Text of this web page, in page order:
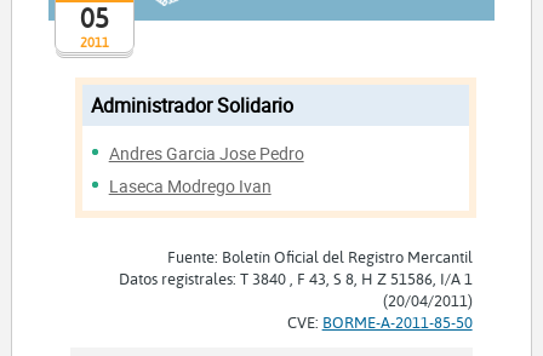
2011
05
Administrador Solidario
Andres Garcia Jose Pedro
Laseca Modrego Ivan
Fuente: Boletín Oficial del Registro Mercantil
Datos registrales: T 3840 , F 43, S 8, H Z 51586, I/A 1
(20/04/2011)
CVE: BORME-A-2011-85-50